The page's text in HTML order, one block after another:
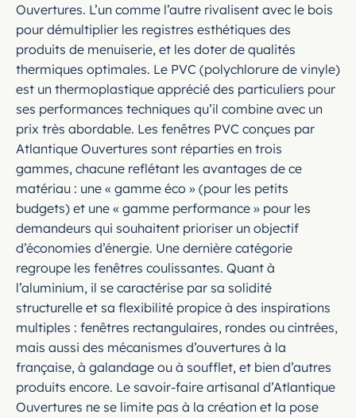
Ouvertures. L’un comme l’autre rivalisent avec le bois
pour démultiplier les registres esthétiques des
produits de menuiserie, et les doter de qualités
thermiques optimales. Le PVC (polychlorure de vinyle)
est un thermoplastique apprécié des particuliers pour
ses performances techniques qu’il combine avec un
prix très abordable. Les fenêtres PVC conçues par
Atlantique Ouvertures sont réparties en trois
gammes, chacune reflétant les avantages de ce
matériau : une « gamme éco » (pour les petits
budgets) et une « gamme performance » pour les
demandeurs qui souhaitent prioriser un objectif
d’économies d’énergie. Une dernière catégorie
regroupe les fenêtres coulissantes. Quant à
l’aluminium, il se caractérise par sa solidité
structurelle et sa flexibilité propice à des inspirations
multiples : fenêtres rectangulaires, rondes ou cintrées,
mais aussi des mécanismes d’ouvertures à la
française, à galandage ou à soufflet, et bien d’autres
produits encore. Le savoir-faire artisanal d’Atlantique
Ouvertures ne se limite pas à la création et la pose